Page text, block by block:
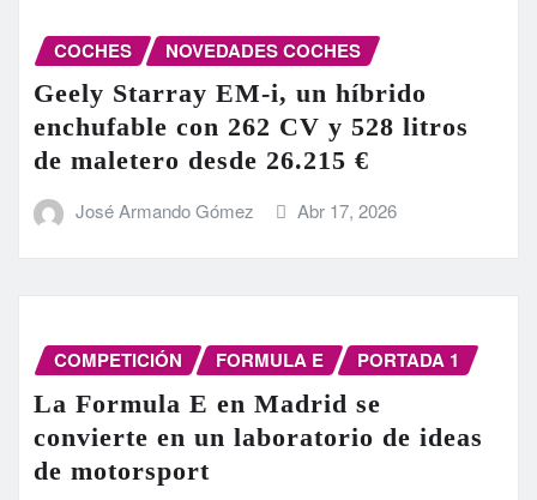
COCHES NOVEDADES COCHES
Geely Starray EM-i, un híbrido
enchufable con 262 CV y 528 litros
de maletero desde 26.215 €
José Armando Gómez Abr 17, 2026
COMPETICIÓN FORMULA E PORTADA 1
La Formula E en Madrid se
convierte en un laboratorio de ideas
de motorsport